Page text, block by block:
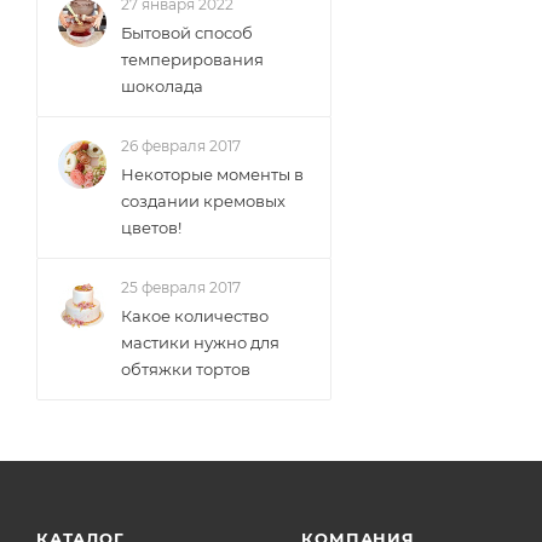
27 января 2022
Бытовой способ
темперирования
шоколада
26 февраля 2017
Некоторые моменты в
создании кремовых
цветов!
25 февраля 2017
Какое количество
мастики нужно для
обтяжки тортов